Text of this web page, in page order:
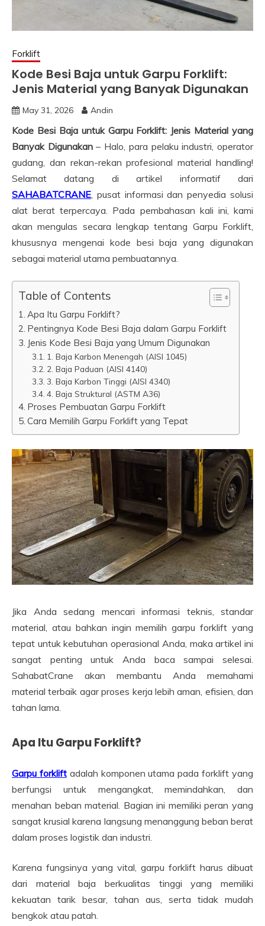
Forklift
Kode Besi Baja untuk Garpu Forklift:
Jenis Material yang Banyak Digunakan
May 31, 2026 Andin
Kode Besi Baja untuk Garpu Forklift: Jenis Material yang
Banyak Digunakan– Halo, para pelaku industri, operator
gudang, dan rekan-rekan profesional material handling!
Selamat datang di artikel informatif dari
SAHABATCRANE , pusat informasi dan penyedia solusi
alat berat terpercaya. Pada pembahasan kali ini, kami
akan mengulas secara lengkap tentang Garpu Forklift,
khususnya mengenai kode besi baja yang digunakan
sebagai material utama pembuatannya.
Table of Contents
Apa Itu Garpu Forklift?
Pentingnya Kode Besi Baja dalam Garpu Forklift
Jenis Kode Besi Baja yang Umum Digunakan
1. Baja Karbon Menengah (AISI 1045)
2. Baja Paduan (AISI 4140)
3. Baja Karbon Tinggi (AISI 4340)
4. Baja Struktural (ASTM A36)
Proses Pembuatan Garpu Forklift
Cara Memilih Garpu Forklift yang Tepat
Jika Anda sedang mencari informasi teknis, standar
material, atau bahkan ingin memilih garpu forklift yang
tepat untuk kebutuhan operasional Anda, maka artikel ini
sangat penting untuk Anda baca sampai selesai.
SahabatCrane akan membantu Anda memahami
material terbaik agar proses kerja lebih aman, efisien, dan
tahan lama.
Apa Itu Garpu Forklift?
Garpu forkliftadalah komponen utama pada forklift yang
berfungsi untuk mengangkat, memindahkan, dan
menahan beban material. Bagian ini memiliki peran yang
sangat krusial karena langsung menanggung beban berat
dalam proses logistik dan industri.
Karena fungsinya yang vital, garpu forklift harus dibuat
dari material baja berkualitas tinggi yang memiliki
kekuatan tarik besar, tahan aus, serta tidak mudah
bengkok atau patah.